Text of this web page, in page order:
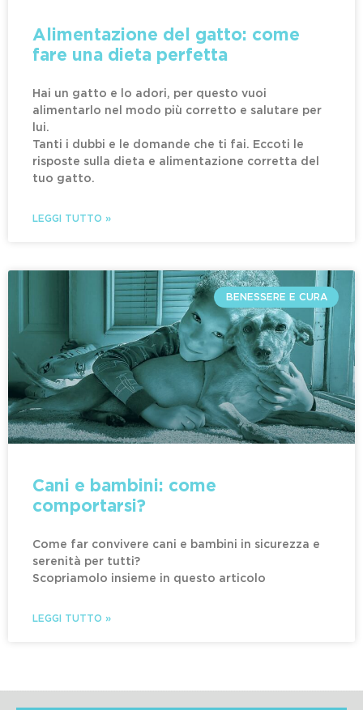
Alimentazione del gatto: come
fare una dieta perfetta
Hai un gatto e lo adori, per questo vuoi
alimentarlo nel modo più corretto e salutare per
lui.
Tanti i dubbi e le domande che ti fai. Eccoti le
risposte sulla dieta e alimentazione corretta del
tuo gatto.
LEGGI TUTTO »
BENESSERE E CURA
Cani e bambini: come
comportarsi?
Come far convivere cani e bambini in sicurezza e
serenità per tutti?
Scopriamolo insieme in questo articolo
LEGGI TUTTO »